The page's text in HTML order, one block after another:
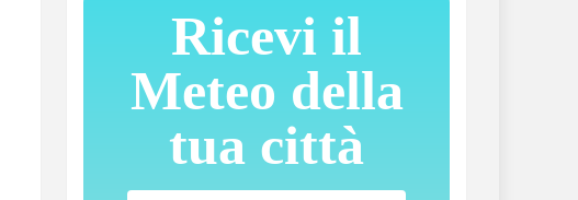
Ricevi il
Meteo della
tua città